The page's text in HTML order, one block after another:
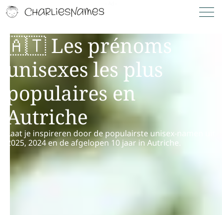
🇦🇹 Les prénoms
unisexes les plus
populaires en
Autriche
Laat je inspireren door de populairste unisex-namen uit
2025, 2024 en de afgelopen 10 jaar in Autriche.